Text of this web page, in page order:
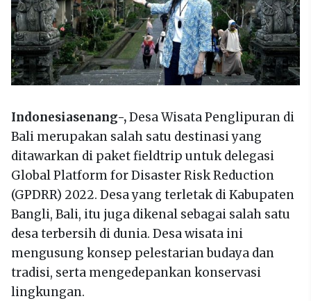
Indonesiasenang-,Desa Wisata Penglipuran di
Bali merupakan salah satu destinasi yang
ditawarkan di paket fieldtrip untuk delegasi
Global Platform for Disaster Risk Reduction
(GPDRR) 2022. Desa yang terletak di Kabupaten
Bangli, Bali, itu juga dikenal sebagai salah satu
desa terbersih di dunia. Desa wisata ini
mengusung konsep pelestarian budaya dan
tradisi, serta mengedepankan konservasi
lingkungan.